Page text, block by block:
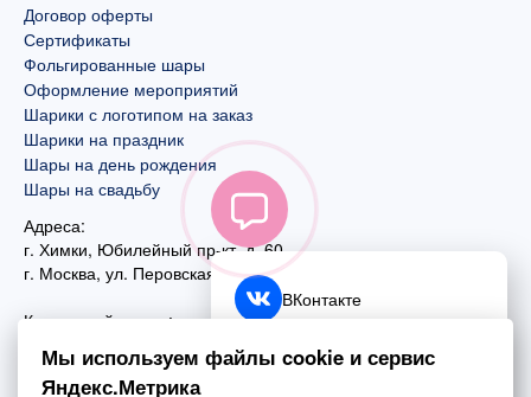
Договор оферты
Сертификаты
Фольгированные шары
Оформление мероприятий
Шарики с логотипом на заказ
Шарики на праздник
Шары на день рождения
Шары на свадьбу
Адреса:
г. Химки, Юбилейный пр-кт, д. 60
г. Москва, ул. Перовская, д. 59
Контактный номер:
+7 (495) 970-44-75
ВКонтакте
Telegram
Мы используем файлы cookie и сервис
Яндекс.Метрика